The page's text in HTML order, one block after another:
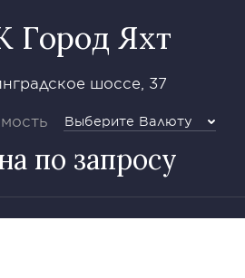
Город Яхт
шоссе, 37
Выберите Валюту
по запросу